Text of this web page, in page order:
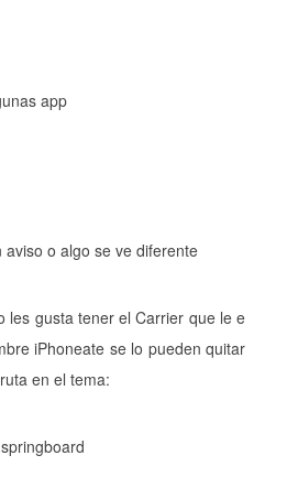
app
o algo se ve diferente
les gusta tener el Carrier que le e
iPhoneate se lo pueden quitar
en el tema: